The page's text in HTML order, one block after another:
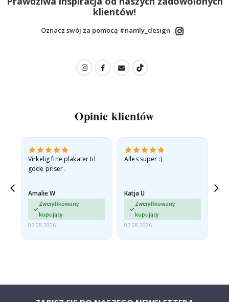
klientów!
Oznacz swój za pomocą #namly_design
Opinie klientów
Virkelig fine plakater til
gode priser.
Amalie W
Zweryfikowany
kupujący
07.08.2026
Alles super :)
Katja U
Zweryfikowany
kupujący
07.08.2026